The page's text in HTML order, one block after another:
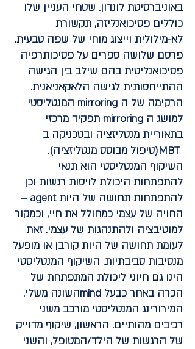
באוניברסיטת לונדון. שטחי העניין שלו
כוללים פסיכואנליזה, תקשורת
לא-מילולית וייצוג מוחי של שפה טבעית.
פרסם שלושה ספרים על פסיכותרפיה
פסיכואנליטית בהם שילב בין הגישה
ההתייחסותית לגישה הלאקאניאנית.
הרקימה של ה mirroring המנטליסטי
למושג ה mirroring תפקיד מרכזי
בתאוריית מנטליזציה ובטכניקה ב
MBT(טיפול מבוסס מנטליזציה).
השיקוף המנטליסטי הוא תנאי
להתפתחות היכולת לויסות רגשות וכן
להתפתחות תחושה של היות agent –
החויה של עצמי כמחולל את חיי, וכמקור
למוטיבציה ולהתנהגות של עצמי. זאת
לעומת תחושה של היות קורבן או מופעל
מנסיבות סביבתיות. השיקוף המנטליסטי
הינו גם חיוני ליכולת המתפתחת של
הכרה באחר כבעל mindהשונה משלי.
המירורינג המנטליסטי מורכב משני
רכיבים מהותיים. הראשון, שיקוף מדוייק
של הרגשות של הילד/המטופל, והשני